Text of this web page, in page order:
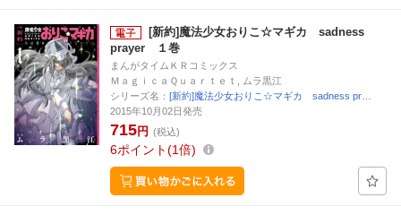
[新約]魔法少女おりこ☆マギカ sadness
prayer １巻
まんがタイムＫＲコミックス
ＭａｇｉｃａＱｕａｒｔｅｔ, ムラ黒江
シリーズ名： [新約]魔法少女おりこ☆マギカ sadness pr…
2015年10月02日発売
715円 (税込)
6ポイント 1倍